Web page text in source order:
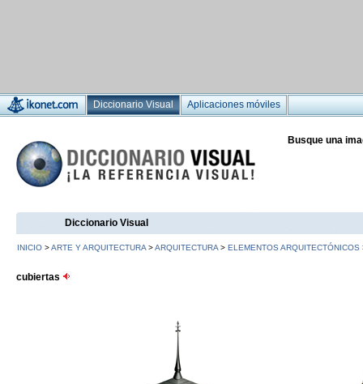
Diccionario Visual Aplicaciones móviles
Busque una
Diccionario Visual
INICIO >ARTE Y ARQUITECTURA >ARQUITECTURA > ELEMENTOS ARQUITECTÓNICOS
cubiertas